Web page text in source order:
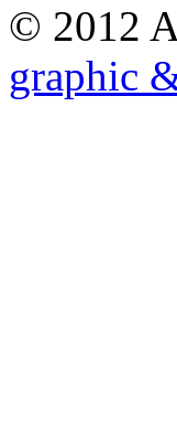
© 2012
graphic